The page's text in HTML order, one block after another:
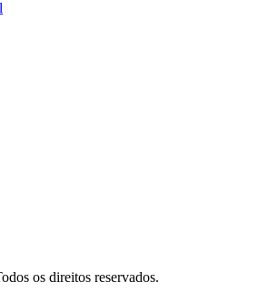
os direitos reservados.